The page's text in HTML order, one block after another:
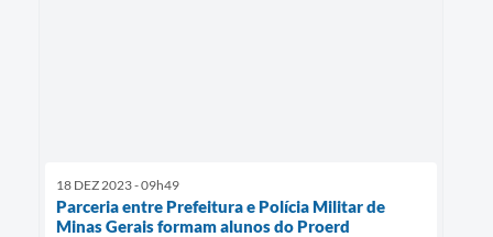
18 DEZ 2023 - 09h49
Parceria entre Prefeitura e Polícia Militar de
Minas Gerais formam alunos do Proerd